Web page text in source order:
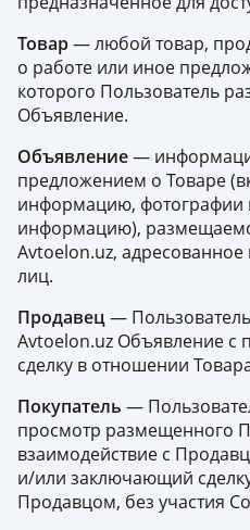
Товар— любой товар,
о работе или иное
которого Пользователь
Объявление.
Объявление—
предложением о Товаре
информацию,
информацию),
Avtoelon.uz,
лиц.
Продавец—
Avtoelon.uz Объявление с
сделку в отношении
Покупатель —
просмотр размещенного
взаимодействие с
и/или заключающий
Продавцом, без участия